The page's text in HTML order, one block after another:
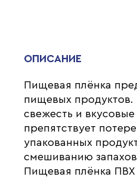
ОПИСАНИЕ
Пищевая плёнка
пищевых продуктов.
свежесть и
препятствует
упакованных
смешиванию
Пищевая плёнка